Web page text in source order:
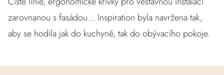
zarovnanou s fasádou... Inspiration byla navržena tak,
aby se hodila jak do kuchyně, tak do obývacího pokoje.